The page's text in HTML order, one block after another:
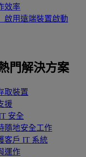
效率
啟用遠端裝置啟動
門解決方案
取裝置
援
安全
隨地安全工作
客戶 IT 系統
運作